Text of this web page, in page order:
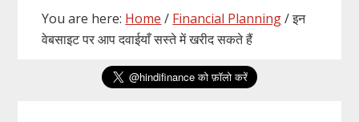
You are here: Home / Financial Planning/इन
वेबसाइट पर आप दवाईयाँ सस्ते में खरीद सकते हैं